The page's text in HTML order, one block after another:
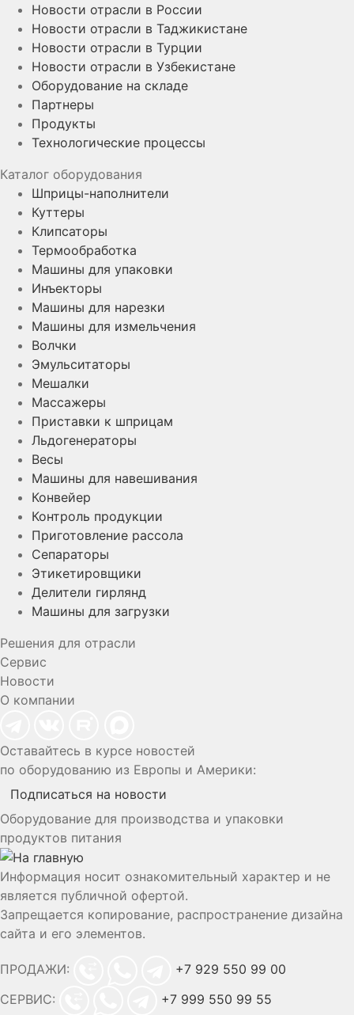
Новости отрасли в России
Новости отрасли в Таджикистане
Новости отрасли в Турции
Новости отрасли в Узбекистане
Оборудование на складе
Партнеры
Продукты
Технологические процессы
Каталог оборудования
Шприцы-наполнители
Куттеры
Клипсаторы
Термообработка
Машины для упаковки
Инъекторы
Машины для нарезки
Машины для измельчения
Волчки
Эмульситаторы
Мешалки
Массажеры
Приставки к шприцам
Льдогенераторы
Весы
Машины для навешивания
Конвейер
Контроль продукции
Приготовление рассола
Сепараторы
Этикетировщики
Делители гирлянд
Машины для загрузки
Решения для отрасли
Сервис
Новости
О компании
Оставайтесь в курсе новостей
по оборудованию из Европы и Америки:
Подписаться на новости
Оборудование для производства и упаковки
продуктов питания
Информация носит ознакомительный характер и не
является публичной офертой.
Запрещается копирование, распространение дизайна
сайта и его элементов.
ПРОДАЖИ:
+7 929 550 99 00
СЕРВИС:
+7 999 550 99 55